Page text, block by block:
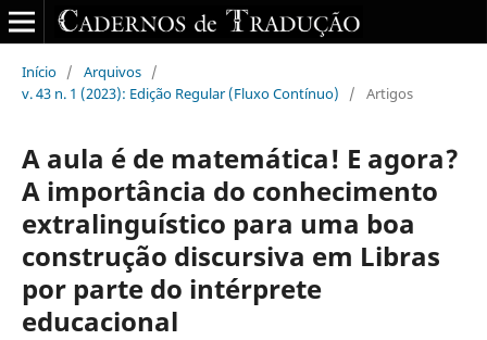
Início / Arquivos /
v. 43 n. 1 (2023): Edição Regular (Fluxo Contínuo)
/ Artigos
A aula é de matemática! E agora?
A importância do conhecimento
extralinguístico para uma boa
construção discursiva em Libras
por parte do intérprete
educacional